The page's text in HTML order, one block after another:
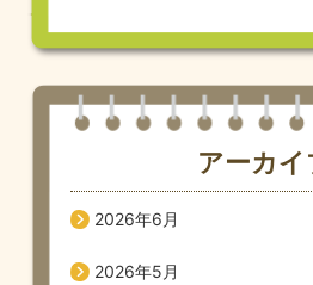
アーカ
2026年6月
2026年5月